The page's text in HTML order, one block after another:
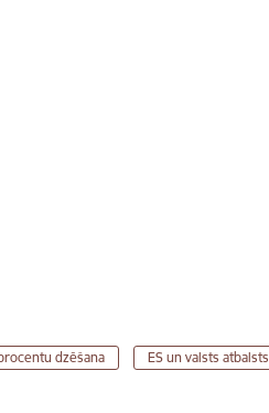
dzēšana ES un valsts atbalsts